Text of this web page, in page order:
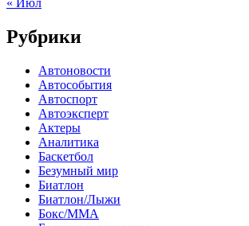
Рубрики
Автоновости
Автособытия
Автоспорт
Автоэксперт
Актеры
Аналитика
Баскетбол
Безумный мир
Биатлон
Биатлон/Лыжи
Бокс/MMA